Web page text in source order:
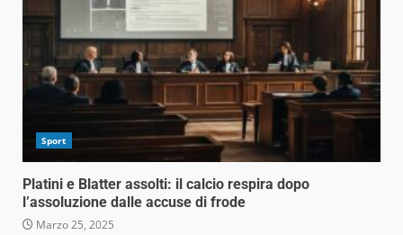
Sport
Platini e Blatter assolti: il calcio respira dopo
l’assoluzione dalle accuse di frode
Marzo 25, 2025